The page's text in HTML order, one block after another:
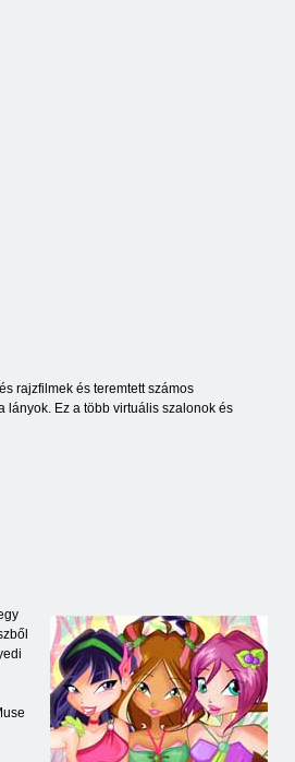
rajzfilmek és teremtett számos
lányok. Ez a több virtuális szalonok és